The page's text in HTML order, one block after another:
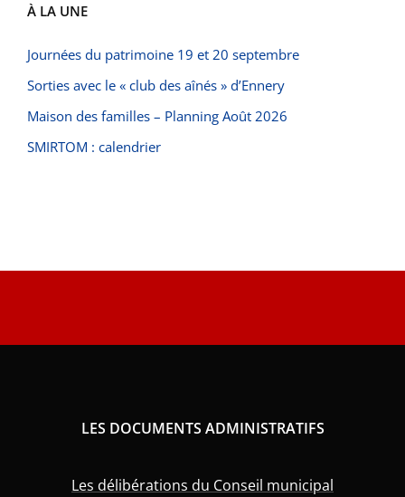
À LA UNE
Journées du patrimoine 19 et 20 septembre
Sorties avec le « club des aînés » d’Ennery
Maison des familles – Planning Août 2026
SMIRTOM : calendrier
LES DOCUMENTS ADMINISTRATIFS
Les délibérations du Conseil municipal